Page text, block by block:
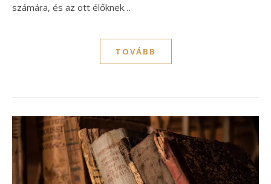
számára, és az ott élőknek…
TOVÁBB